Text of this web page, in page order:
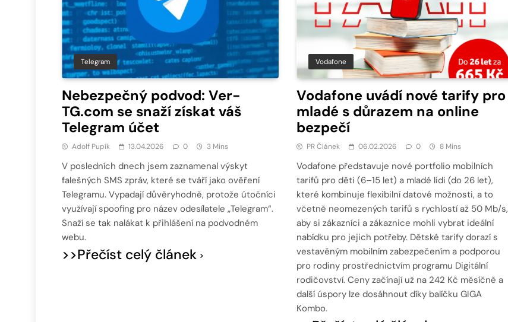
Telegram
Nebezpečný podvod: Ver-
TG.com se snaží získat váš
Telegram účet
Adolf Pupík 13.04.2026 0 3 Mins
V posledních dnech jsem zaznamenal výskyt
falešných SMS zpráv, které se tváří jako ověření
Telegramu. Vypadají důvěryhodně, protože útočníci
využívají spoofing pro název odesílatele „Telegram“.
Snaží se tak nalákat k přihlášení na podvodném
webu.
>>Přečíst celý článek
Vodafone
Vodafone uvádí nové tarify pro
mladé s důrazem na online
bezpečí
PR Článek 06.02.2026 0 8 Mins
Vodafone představuje nové portfolio mobilních
tarifů pro děti (6–15 let) a mladé lidi (do 26 let),
které kombinuje flexibilní datové možnosti, a to
včetně neomezených tarifů s rychlostí až 50 Mb/s,
aby si zákazníci a zákaznice mohli vybrat ideální
nabídku pro jejich potřeby. Dětské tarify dorazí s
vestavěným mobilním zabezpečením a podporou
pro rodiny prostřednictvím programu Digitální
rodičovství. Ceny začínají už na 242 Kč měsíčně a
další úspory lze dosáhnout díky balíčku GIGA
Kombo.